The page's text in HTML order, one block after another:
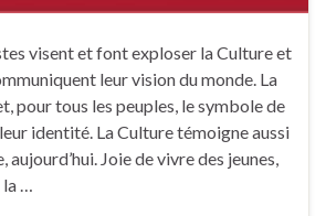
visent et font exploser la Culture et
leur vision du monde. La
pour tous les peuples, le symbole de
identité. La Culture témoigne aussi
aujourd’hui. Joie de vivre des jeunes,
la …